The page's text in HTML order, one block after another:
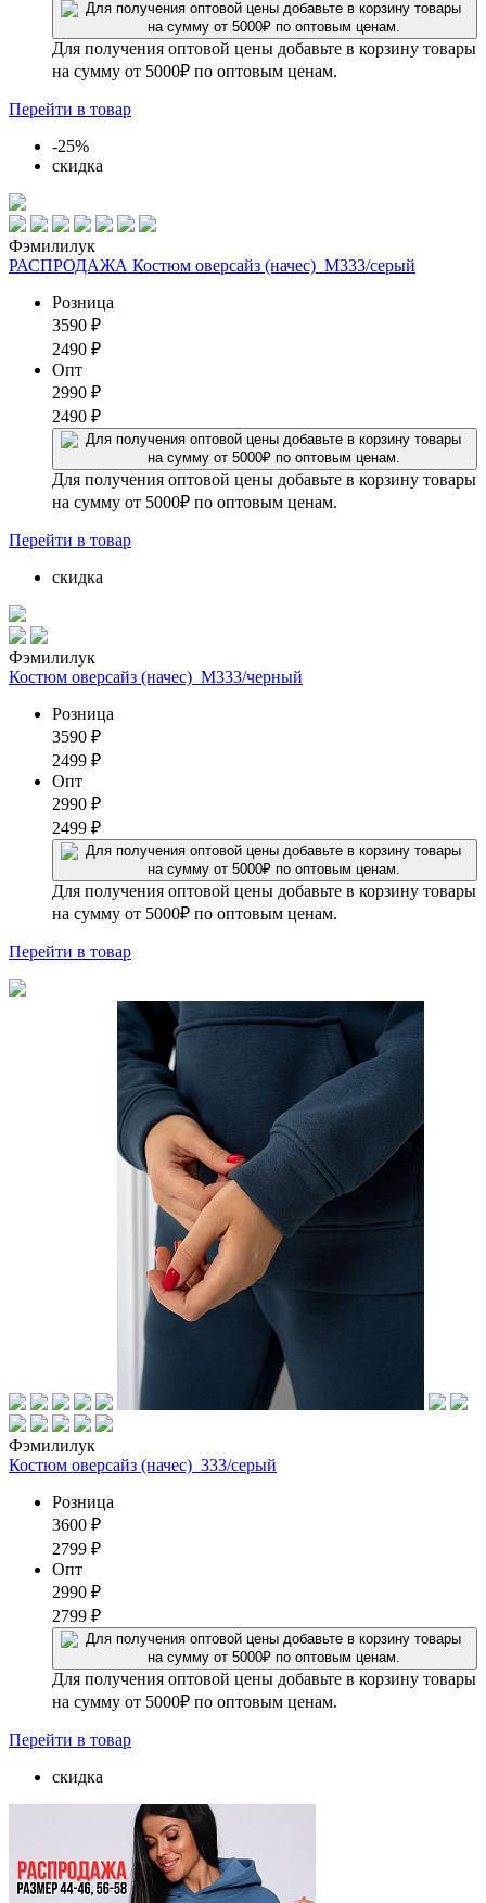
Для получения оптовой цены добавьте в корзину товары
на сумму от 5000₽ по оптовым ценам.
Перейти в товар
-25%
скидка
Фэмилилук
РАСПРОДАЖА Костюм оверсайз (начес)_М333/серый
Розница
3590 ₽
2490 ₽
Опт
2990 ₽
2490 ₽
Для получения оптовой цены добавьте в корзину товары
на сумму от 5000₽ по оптовым ценам.
Перейти в товар
скидка
Фэмилилук
Костюм оверсайз (начес)_М333/черный
Розница
3590 ₽
2499 ₽
Опт
2990 ₽
2499 ₽
Для получения оптовой цены добавьте в корзину товары
на сумму от 5000₽ по оптовым ценам.
Перейти в товар
Фэмилилук
Костюм оверсайз (начес)_333/серый
Розница
3600 ₽
2799 ₽
Опт
2990 ₽
2799 ₽
Для получения оптовой цены добавьте в корзину товары
на сумму от 5000₽ по оптовым ценам.
Перейти в товар
скидка